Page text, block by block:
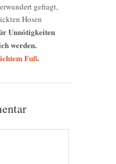
gefragt,
Hosen
Unnötigkeiten
werden.
Fuß.